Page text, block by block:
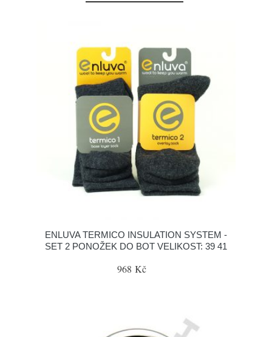
ENLUVA TERMICO INSULATION SYSTEM -
SET 2 PONOŽEK DO BOT VELIKOST: 39 41
968 Kč